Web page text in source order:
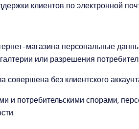
клиентов по электронной
магазина персональные
или разрешения
без клиентского
и потребительскими спорами,